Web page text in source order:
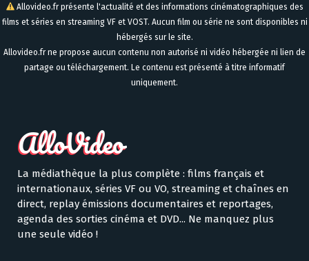
Allovideo.fr présente l'actualité et des informations cinématographiques des
films et séries en streaming VF et VOST. Aucun film ou série ne sont disponibles ni
hébergés sur le site.
Allovideo.fr ne propose aucun contenu non autorisé ni vidéo hébergée ni lien de
partage ou téléchargement. Le contenu est présenté à titre informatif
uniquement.
La médiathèque la plus complète : films français et
internationaux, séries VF ou VO, streaming et chaînes en
direct, replay émissions documentaires et reportages,
agenda des sorties cinéma et DVD... Ne manquez plus
une seule vidéo !